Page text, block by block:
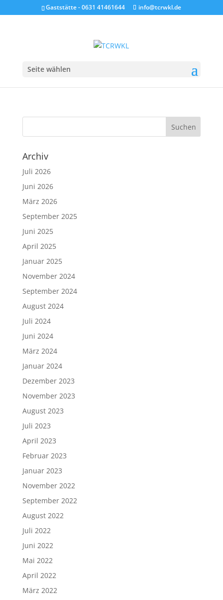
Gaststätte - 0631 41461644 info@tcrwkl.de
Seite wählen
Saisoneröffnung 01.Mai 2023 im TCRWKL
Archiv
Juli 2026
Juni 2026
März 2026
September 2025
Juni 2025
April 2025
Januar 2025
November 2024
September 2024
August 2024
Juli 2024
Juni 2024
März 2024
Januar 2024
Dezember 2023
November 2023
August 2023
Juli 2023
April 2023
Februar 2023
Januar 2023
November 2022
September 2022
August 2022
Juli 2022
Juni 2022
Mai 2022
April 2022
März 2022